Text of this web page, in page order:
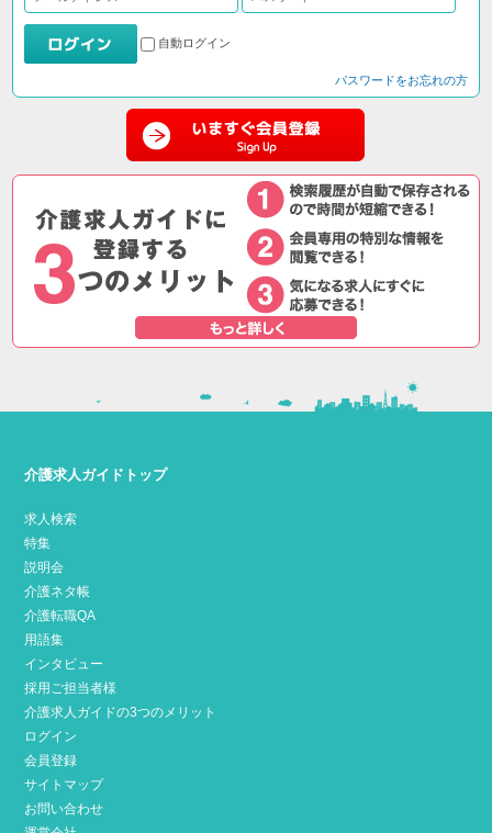
自動ログイン
パスワードをお忘れの方
介護求人ガイドトップ
求人検索
特集
説明会
介護ネタ帳
介護転職QA
用語集
インタビュー
採用ご担当者様
介護求人ガイドの3つのメリット
ログイン
会員登録
サイトマップ
お問い合わせ